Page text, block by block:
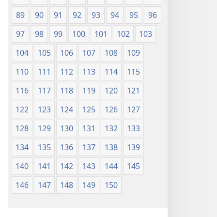
89
90 91 92 93 94 95
96
97
98 99 100 101 102
103
104
105 106 107 108
109
110
111 112 113 114
115
116
117 118 119 120
121
122
123 124 125 126
127
128
129 130 131 132
133
134
135 136 137 138
139
140
141 142 143 144
145
146
147 148 149 150